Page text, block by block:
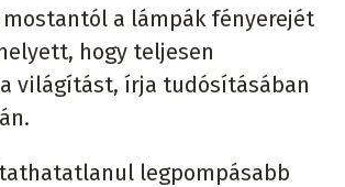
mostantól a lámpák fényerejét
hogy teljesen
világítást, írja tudósításában
legpompásabb